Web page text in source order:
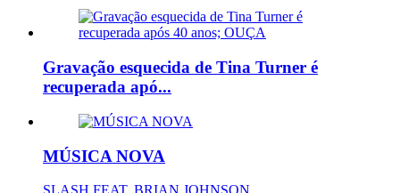
Gravação esquecida de Tina Turner é
recuperada apó...
MÚSICA NOVA